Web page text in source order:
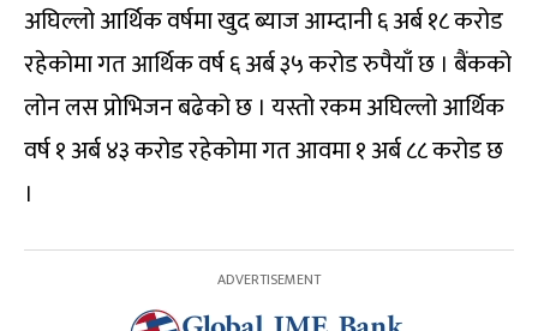
अघिल्लो आर्थिक वर्षमा खुद ब्याज आम्दानी ६ अर्ब १८ करोड
रहेकोमा गत आर्थिक वर्ष ६ अर्ब ३५ करोड रुपैयाँ छ । बैंकको
लोन लस प्रोभिजन बढेको छ । यस्तो रकम अघिल्लो आर्थिक
वर्ष १ अर्ब ४३ करोड रहेकोमा गत आवमा १ अर्ब ८८ करोड छ
।